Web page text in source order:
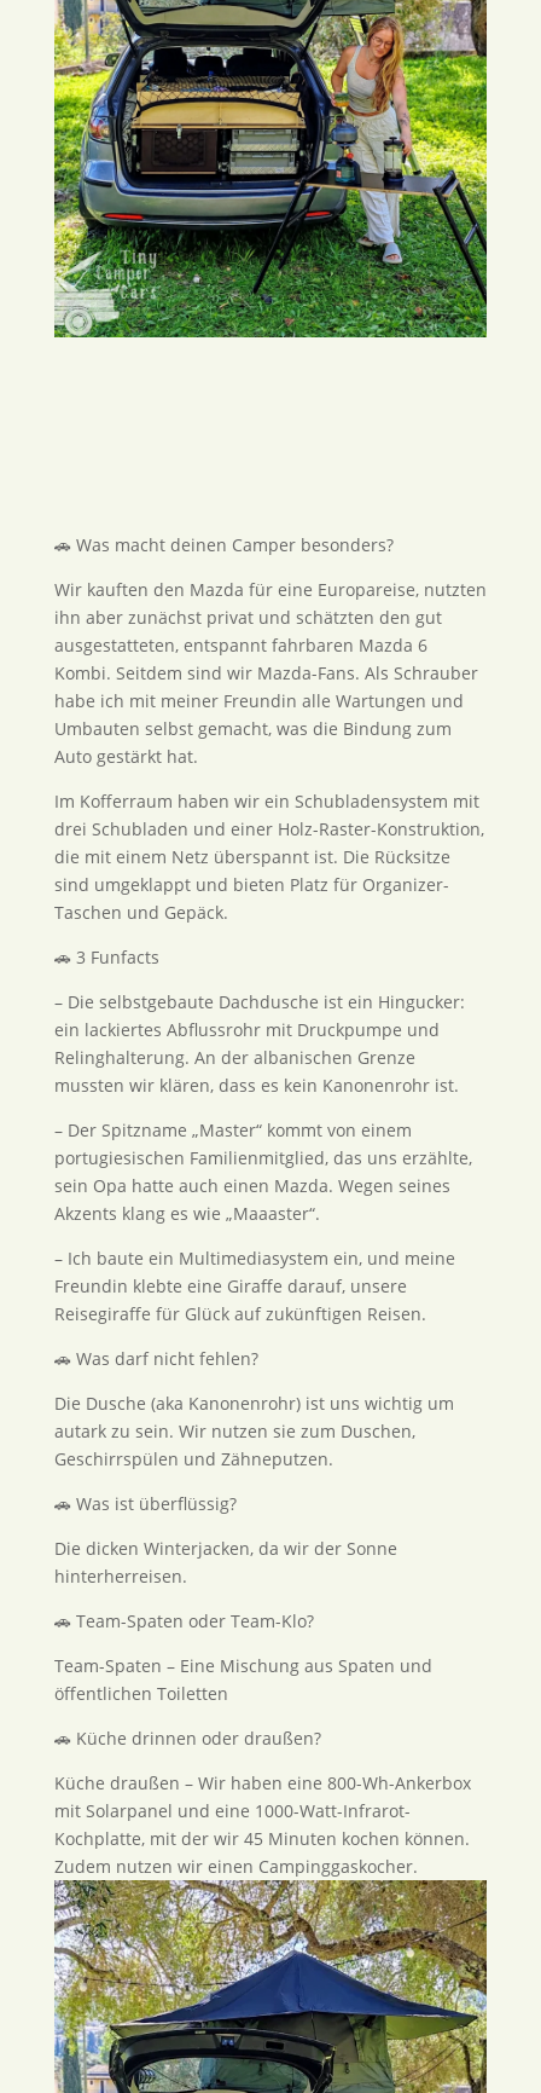
🚗 Was macht deinen Camper besonders?
Wir kauften den Mazda für eine Europareise, nutzten
ihn aber zunächst privat und schätzten den gut
ausgestatteten, entspannt fahrbaren Mazda 6
Kombi. Seitdem sind wir Mazda-Fans. Als Schrauber
habe ich mit meiner Freundin alle Wartungen und
Umbauten selbst gemacht, was die Bindung zum
Auto gestärkt hat.
Im Kofferraum haben wir ein Schubladensystem mit
drei Schubladen und einer Holz-Raster-Konstruktion,
die mit einem Netz überspannt ist. Die Rücksitze
sind umgeklappt und bieten Platz für Organizer-
Taschen und Gepäck.
🚗 3 Funfacts
– Die selbstgebaute Dachdusche ist ein Hingucker:
ein lackiertes Abflussrohr mit Druckpumpe und
Relinghalterung. An der albanischen Grenze
mussten wir klären, dass es kein Kanonenrohr ist.
– Der Spitzname „Master“ kommt von einem
portugiesischen Familienmitglied, das uns erzählte,
sein Opa hatte auch einen Mazda. Wegen seines
Akzents klang es wie „Maaaster“.
– Ich baute ein Multimediasystem ein, und meine
Freundin klebte eine Giraffe darauf, unsere
Reisegiraffe für Glück auf zukünftigen Reisen.
🚗 Was darf nicht fehlen?
Die Dusche (aka Kanonenrohr) ist uns wichtig um
autark zu sein. Wir nutzen sie zum Duschen,
Geschirrspülen und Zähneputzen.
🚗 Was ist überflüssig?
Die dicken Winterjacken, da wir der Sonne
hinterherreisen.
🚗 Team-Spaten oder Team-Klo?
Team-Spaten – Eine Mischung aus Spaten und
öffentlichen Toiletten
🚗 Küche drinnen oder draußen?
Küche draußen – Wir haben eine 800-Wh-Ankerbox
mit Solarpanel und eine 1000-Watt-Infrarot-
Kochplatte, mit der wir 45 Minuten kochen können.
Zudem nutzen wir einen Campinggaskocher.